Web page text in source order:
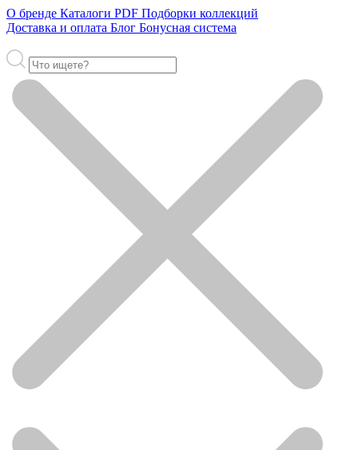
О бренде Каталоги PDF Подборки коллекций
Доставка и оплата Блог Бонусная система